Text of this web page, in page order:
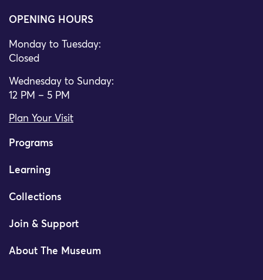
OPENING HOURS
Monday to Tuesday:
Closed
Wednesday to Sunday:
12 PM – 5 PM
Plan Your Visit
Programs
Learning
Collections
Join & Support
About The Museum